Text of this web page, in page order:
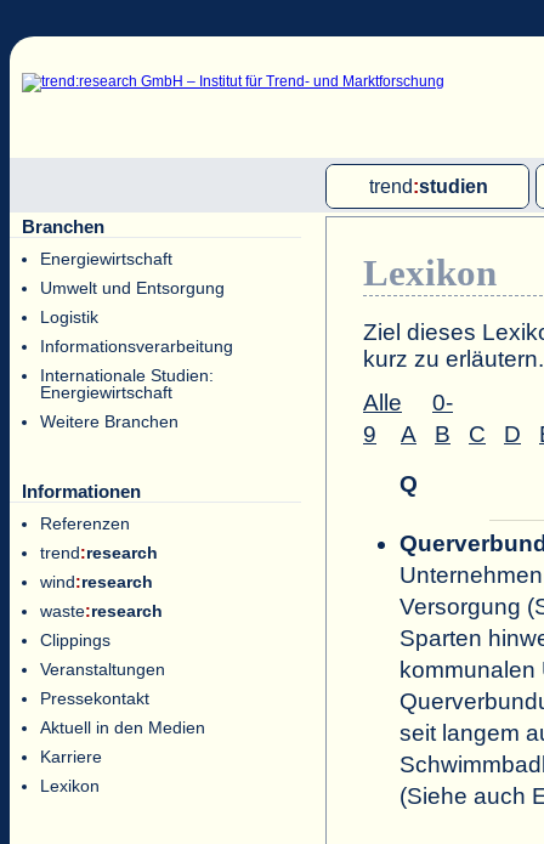
trend:studien
Single-Client-Studien
Branchen
Energiewirtschaft
Umwelt und Entsorgung
Logistik
Informationsverarbeitung
Internationale Studien:
Energiewirtschaft
Weitere Branchen
Informationen
Referenzen
trend:research
wind:research
waste:research
Clippings
Veranstaltungen
Pressekontakt
Aktuell in den Medien
Karriere
Lexikon
Lexikon
Ziel dieses
kurz zu erläutern.
Alle
0-
9
A B C D
Q
Versorgung
Sparten
seit langem
(Siehe auch